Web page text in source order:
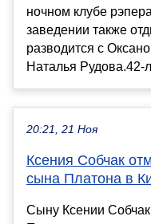
ночном клубе
заведении также
разводится с
Наталья Рудова.42-
20:21, 21 Ноя
Ксения Собчак
сына Платона в
Сыну Ксении